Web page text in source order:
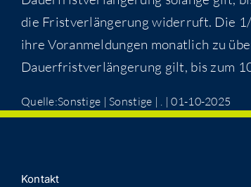
die Fristverlängerung widerruft. Die 1/
ihre Voranmeldungen monatlich zu
Dauerfristverlängerung gilt, bis zum
Quelle:Sonstige | Sonstige | . | 01-10-2025
Kon­takt